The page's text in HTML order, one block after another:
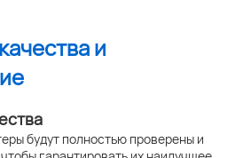
и
будут полностью проверены и